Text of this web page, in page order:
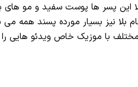
این پسر ها پوست سفید و مو
بلا نیز بسیار مورده پسند همه
با موزیک خاص ویدئو هایی